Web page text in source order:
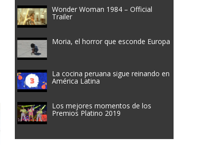
Wonder Woman 1984 – Official
Trailer
Moria, el horror que esconde Europa
La cocina peruana sigue reinando en
América Latina
Los mejores momentos de los
Premios Platino 2019